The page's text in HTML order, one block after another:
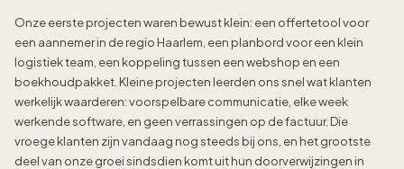
Onze eerste projecten waren bewust klein: een offertetool voor
een aannemer in de regio Haarlem, een planbord voor een klein
logistiek team, een koppeling tussen een webshop en een
boekhoudpakket. Kleine projecten leerden ons snel wat klanten
werkelijk waarderen: voorspelbare communicatie, elke week
werkende software, en geen verrassingen op de factuur. Die
vroege klanten zijn vandaag nog steeds bij ons, en het grootste
deel van onze groei sindsdien komt uit hun doorverwijzingen in